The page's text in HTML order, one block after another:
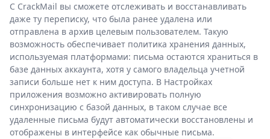
С CrackMail вы сможете отслеживать и восстанавливать
даже ту переписку, что была ранее удалена или
отправлена в архив целевым пользователем. Такую
возможность обеспечивает политика хранения данных,
используемая платформами: письма остаются храниться в
базе данных аккаунта, хотя у самого владельца учетной
записи больше нет к ним доступа. В Настройках
приложения возможно активировать полную
синхронизацию с базой данных, в таком случае все
удаленные письма будут автоматически восстановлены и
отображены в интерфейсе как обычные письма.